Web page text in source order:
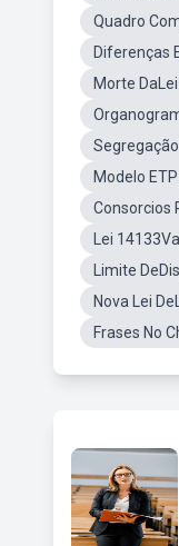
Quadro
Diferenças
Morte
Modelo
Consorcios
Lei
Limite
Nova Lei
Frases No